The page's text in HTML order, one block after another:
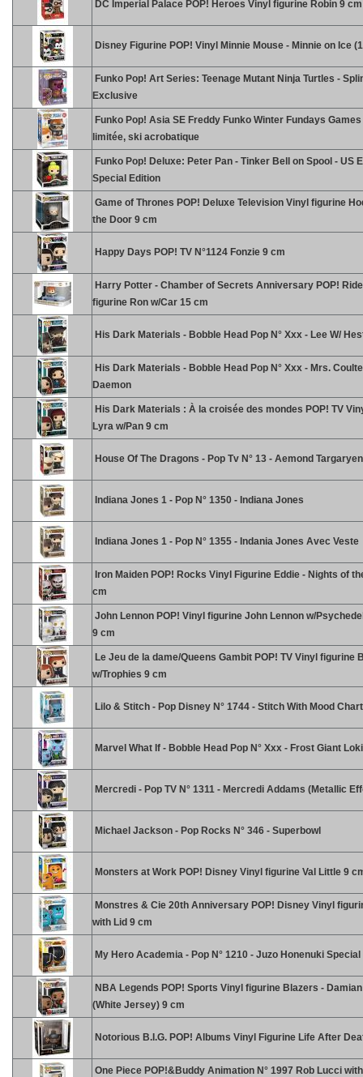
DC Imperial Palace POP! Heroes Vinyl figurine Robin 9 cm
Disney Figurine POP! Vinyl Minnie Mouse - Minnie on Ice
Funko Pop! Art Series: Teenage Mutant Ninja Turtles -
Exclusive
Funko Pop! Asia SE Freddy Funko Winter Fundays
limitée, ski acrobatique
Funko Pop! Deluxe: Peter Pan - Tinker Bell on Spool - US
Special Edition
Game of Thrones POP! Deluxe Television Vinyl figurine
the Door 9 cm
Happy Days POP! TV N°1124 Fonzie 9 cm
Harry Potter - Chamber of Secrets Anniversary POP!
figurine Ron w/Car 15 cm
His Dark Materials - Bobble Head Pop N° Xxx - Lee W/
His Dark Materials - Bobble Head Pop N° Xxx - Mrs.
Daemon
His Dark Materials : À la croisée des mondes POP! TV
Lyra w/Pan 9 cm
House Of The Dragons - Pop Tv N° 13 - Aemond Targaryen
Indiana Jones 1 - Pop N° 1350 - Indiana Jones
Indiana Jones 1 - Pop N° 1355 - Indania Jones Avec Veste
Iron Maiden POP! Rocks Vinyl Figurine Eddie - Nights of
cm
John Lennon POP! Vinyl figurine John Lennon w/
9 cm
Le Jeu de la dame/Queens Gambit POP! TV Vinyl figurine
w/Trophies 9 cm
Lilo & Stitch - Pop Disney N° 1744 - Stitch With Mood Chart
Marvel What If - Bobble Head Pop N° Xxx - Frost Giant Loki
Mercredi - Pop TV N° 1311 - Mercredi Addams (Metallic
Michael Jackson - Pop Rocks N° 346 - Superbowl
Monsters at Work POP! Disney Vinyl figurine Val Little 9
Monstres & Cie 20th Anniversary POP! Disney Vinyl
with Lid 9 cm
My Hero Academia - Pop N° 1210 - Juzo Honenuki
NBA Legends POP! Sports Vinyl figurine Blazers -
(White Jersey) 9 cm
Notorious B.I.G. POP! Albums Vinyl Figurine Life After
One Piece POP!&Buddy Animation N° 1997 Rob Lucci